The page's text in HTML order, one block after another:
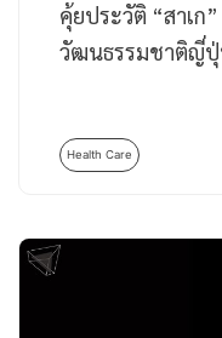
คุ้ยประวัติ “สาเก
วัฒนธรรมชาติญี่
Health Care